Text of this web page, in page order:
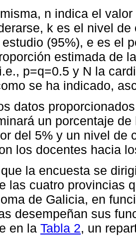
n indica el
k es el nivel
(95%), e es el
estimada de
p=q=0.5 y N la
se ha indicado,
datos
un porcentaje
del 5% y un nivel de
los docentes hacia
la encuesta se
las cuatro provincias
de Galicia, en
desempeñan sus
en la Tabla 2, un